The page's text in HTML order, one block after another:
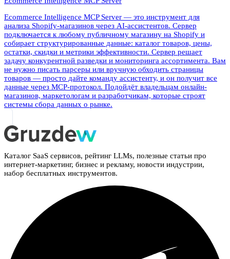
Ecommerce Intelligence MCP Server — это инструмент для
анализа Shopify-магазинов через AI-ассистентов. Сервер
подключается к любому публичному магазину на Shopify и
собирает структурированные данные: каталог товаров, цены,
остатки, скидки и метрики эффективности. Сервер решает
задачу конкурентной разведки и мониторинга ассортимента. Вам
не нужно писать парсеры или вручную обходить страницы
товаров — просто дайте команду ассистенту, и он получит все
данные через MCP-протокол. Подойдёт владельцам онлайн-
магазинов, маркетологам и разработчикам, которые строят
системы сбора данных о рынке.
Каталог SaaS сервисов, рейтинг LLMs, полезные статьи про
интернет-маркетинг, бизнес и рекламу, новости индустрии,
набор бесплатных инструментов.